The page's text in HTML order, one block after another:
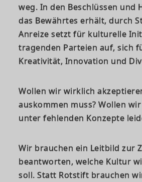
weg. In den Beschlüssen
das Bewährtes erhält, durch
Anreize setzt für kulturelle
tragenden Parteien auf, sich
Kreativität, Innovation und
Wollen wir wirklich
auskommen muss? Wollen
unter fehlenden Konzepte
Wir brauchen ein Leitbild zur
beantworten, welche Kultur
soll. Statt Rotstift brauchen